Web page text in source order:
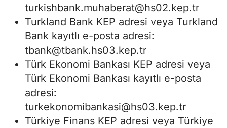
turkishbank.muhaberat@hs02.kep.tr
Turkland Bank KEP adresi veya Turkland
Bank kayıtlı e-posta adresi:
tbank@tbank.hs03.kep.tr
Türk Ekonomi Bankası KEP adresi veya
Türk Ekonomi Bankası kayıtlı e-posta
adresi:
turkekonomibankasi@hs03.kep.tr
Türkiye Finans KEP adresi veya Türkiye